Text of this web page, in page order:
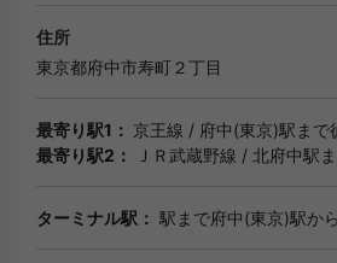
住所
東京都府中市寿町２丁目
最寄り駅1： 京王線 / 府中(東京)駅 まで
最寄り駅2：
ＪＲ武蔵野線 / 北府中駅
ターミナル駅： 駅まで府中(東京)駅か